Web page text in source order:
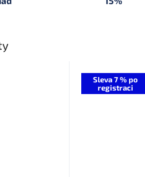
Sleva 7 % po
registraci